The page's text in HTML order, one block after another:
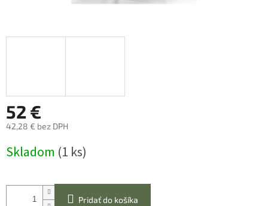
52 €
42,28 € bez DPH
cena:
Skladom (1 ks)
Pridať do košíka